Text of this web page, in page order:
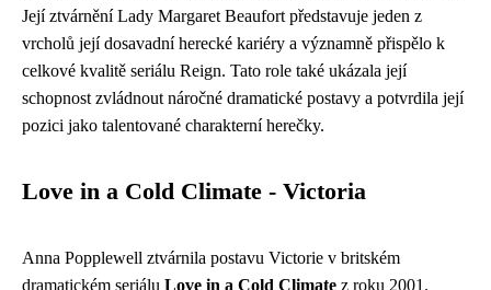
Její ztvárnění Lady Margaret Beaufort představuje jeden z
vrcholů její dosavadní herecké kariéry a významně přispělo k
celkové kvalitě seriálu Reign. Tato role také ukázala její
schopnost zvládnout náročné dramatické postavy a potvrdila její
pozici jako talentované charakterní herečky.
Love in a Cold Climate - Victoria
Anna Popplewell ztvárnila postavu Victorie v britském
dramatickém seriálu Love in a Cold Climate z roku 2001.